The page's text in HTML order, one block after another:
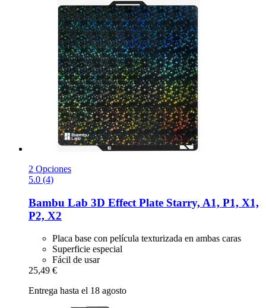
2 Opciones
5.0 (4)
Bambu Lab 3D Effect Plate Starry, A1, P1, X1,
P2, X2
Placa base con película texturizada en ambas caras
Superficie especial
Fácil de usar
25,49 €
Entrega hasta el 18 agosto